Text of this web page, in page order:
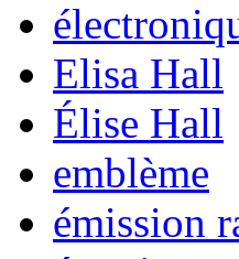
Elisa Hall
Élise Hall
emblème
émission